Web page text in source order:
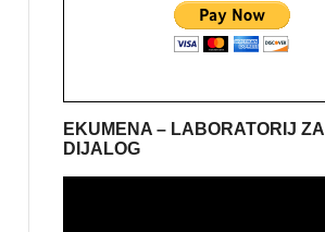
EKUMENA – LABORATORIJ ZA
DIJALOG